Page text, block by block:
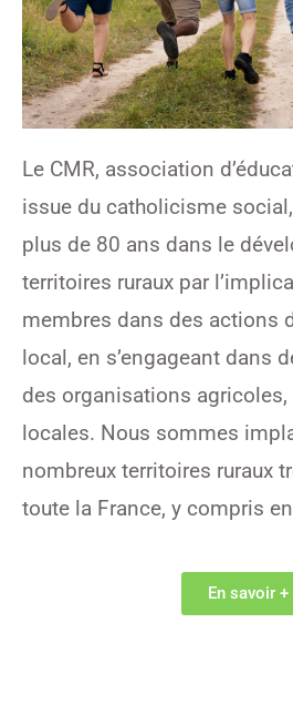
Le CMR, association
issue du catholicisme
plus de 80 ans dans le
territoires ruraux par
membres dans des actions
local, en s’engageant dans
des organisations
locales. Nous sommes
nombreux territoires ruraux
toute la France, y compris
En savoir +